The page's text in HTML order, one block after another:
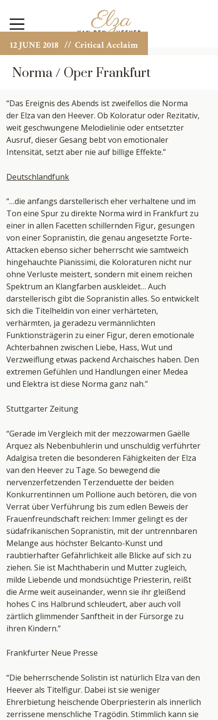
Open
12 JUNE 2018 // Critical Acclaim
Norma / Oper Frankfurt
“Das Ereignis des Abends ist zweifellos die Norma
der Elza van den Heever. Ob Koloratur oder Rezitativ,
weit geschwungene Melodielinie oder entsetzter
Ausruf, dieser Gesang bebt von emotionaler
Intensität, setzt aber nie auf billige Effekte.”
Deutschlandfunk
“…die anfangs darstellerisch eher verhaltene und im
Ton eine Spur zu direkte Norma wird in Frankfurt zu
einer in allen Facetten schillernden Figur, gesungen
von einer Sopranistin, die genau angesetzte Forte-
Attacken ebenso sicher beherrscht wie samtweich
hingehauchte Pianissimi, die Koloraturen nicht nur
ohne Verluste meistert, sondern mit einem reichen
Spektrum an Klangfarben auskleidet… Auch
darstellerisch gibt die Sopranistin alles. So entwickelt
sich die Titelheldin von einer verhärteten,
verhärmten, ja geradezu vermännlichten
Funktionsträgerin zu einer Figur, deren emotionale
Achterbahnen zwischen Liebe, Hass, Wut und
Verzweiflung etwas packend Archaisches haben. Den
extremen Gefühlen und Handlungen einer Medea
und Elektra ist diese Norma ganz nah.”
Stuttgarter Zeitung
“Gerade im Vergleich mit der mezzowarmen Gaëlle
Arquez als Nebenbuhlerin und unschuldig verführter
Adalgisa treten die besonderen Fähigkeiten der Elza
van den Heever zu Tage. So bewegend die
nervenzerfetzenden Terzenduette der beiden
Konkurrentinnen um Pollione auch betören, die von
Verrat über Verführung bis zum edlen Beweis der
Frauenfreundschaft reichen: Immer gelingt es der
südafrikanischen Sopranistin, mit der untrennbaren
Melange aus höchster Belcanto-Kunst und
raubtierhafter Gefährlichkeit alle Blicke auf sich zu
ziehen. Sie ist Machthaberin und Mutter zugleich,
milde Liebende und mondsüchtige Priesterin, reißt
die Arme weit auseinander, wenn sie ihr gleißend
hohes C ins Halbrund schleudert, aber auch voll
zärtlich glimmender Sanftheit in der Fürsorge zu
ihren Kindern.”
Frankfurter Neue Presse
“Die beherrschende Solistin ist natürlich Elza van den
Heever als Titelfigur. Dabei ist sie weniger
Ehrerbietung heischende Oberpriesterin als innerlich
zerrissene menschliche Tragödin. Stimmlich kann sie